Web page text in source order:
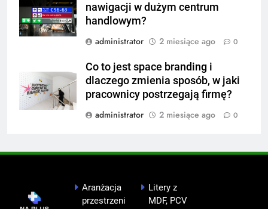
nawigacji w dużym centrum
handlowym?
administrator
2 miesiące ago 0
Co to jest space branding i
dlaczego zmienia sposób, w jaki
pracownicy postrzegają firmę?
administrator
2 miesiące ago 0
Aranżacja
przestrzeni
Litery z
MDF, PCV